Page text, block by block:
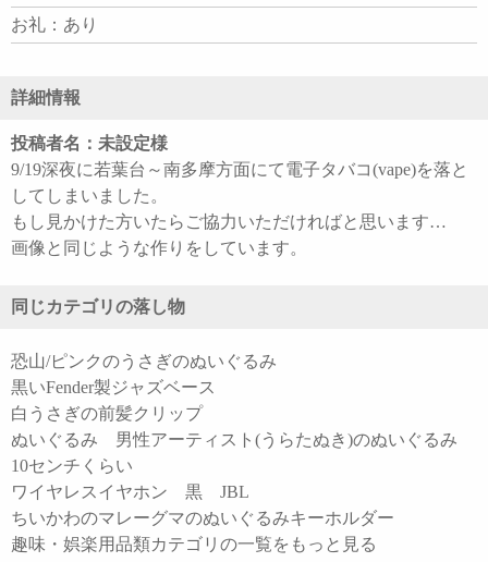
お礼：あり
詳細情報
投稿者名：未設定様
9/19深夜に若葉台～南多摩方面にて電子タバコ(vape)を落と
してしまいました。
もし見かけた方いたらご協力いただければと思います…
画像と同じような作りをしています。
同じカテゴリの落し物
恐山/ピンクのうさぎのぬいぐるみ
黒いFender製ジャズベース
白うさぎの前髪クリップ
ぬいぐるみ 男性アーティスト(うらたぬき)のぬいぐるみ
10センチくらい
ワイヤレスイヤホン 黒 JBL
ちいかわのマレーグマのぬいぐるみキーホルダー
趣味・娯楽用品類カテゴリの一覧をもっと見る